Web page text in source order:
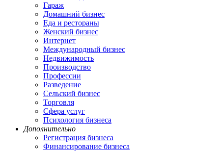
Гараж
Домашний бизнес
Еда и рестораны
Женский бизнес
Интернет
Международный бизнес
Недвижимость
Производство
Профессии
Разведение
Сельский бизнес
Торговля
Сфера услуг
Психология бизнеса
Дополнительно
Регистрация бизнеса
Финансирование бизнеса